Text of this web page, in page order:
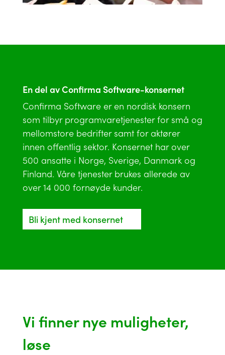
En del av Confirma Software-konsernet
Confirma Software er en nordisk konsern
som tilbyr programvaretjenester for små og
mellomstore bedrifter samt for aktører
innen offentlig sektor. Konsernet har over
500 ansatte i Norge, Sverige, Danmark og
Finland. Våre tjenester brukes allerede av
over 14 000 fornøyde kunder.
Bli kjent med konsernet
Vi finner nye muligheter,
løse